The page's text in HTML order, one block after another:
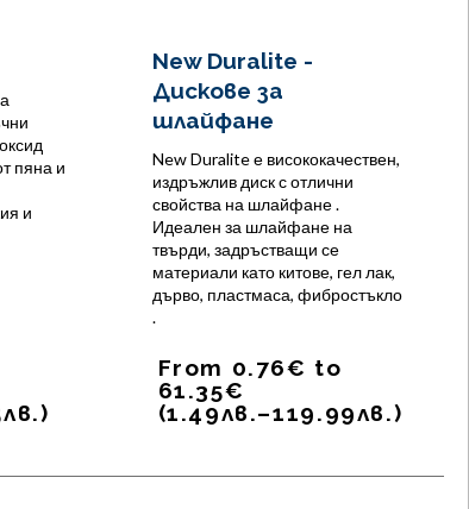
пяна и
и
лв.)
New Duralite -
Дискове за
шлайфане
New Duralite е висококачествен,
издръжлив диск с отлични
свойства на шлайфане .
Идеален за шлайфане на
твърди, задръстващи се
материали като китове, гел лак,
дърво, пластмаса, фибростъкло
.
From 0.76€ to
61.35€
(1.49лв.–119.99лв.)